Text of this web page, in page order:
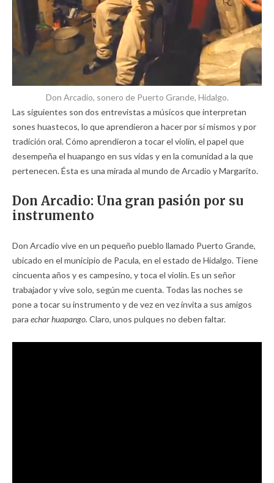
Don Arcadio, sonero de Puerto Grande, Hidalgo.
Las siguientes son dos entrevistas a músicos que interpretan
sones huastecos, lo que aprendieron a hacer por sí mismos y por
tradición oral. Cómo aprendieron a tocar el violín, el papel que
desempeña el huapango en sus vidas y en la comunidad a la que
pertenecen. Ésta es una mirada al mundo de Arcadio y Margarito.
Don Arcadio: Una gran pasión por su
instrumento
Don Arcadio vive en un pequeño pueblo llamado Puerto Grande,
ubicado en el municipio de Pacula, en el estado de Hidalgo. Tiene
cincuenta años y es campesino, y toca el violín. Es un señor
trabajador y vive solo, según me cuenta. Todas las noches se
pone a tocar su instrumento y de vez en vez invita a sus amigos
para echar huapango. Claro, unos pulques no deben faltar.